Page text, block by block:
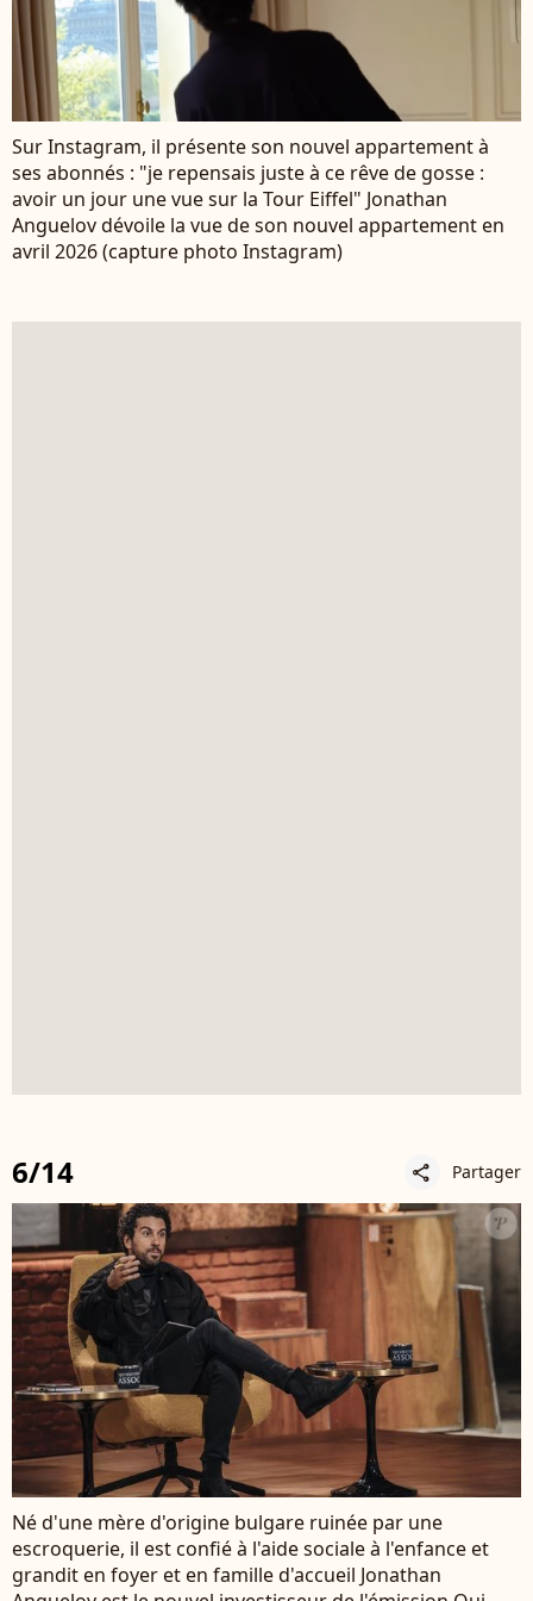
Sur Instagram, il présente son nouvel appartement à
ses abonnés : "je repensais juste à ce rêve de gosse :
avoir un jour une vue sur la Tour Eiffel" Jonathan
Anguelov dévoile la vue de son nouvel appartement en
avril 2026 (capture photo Instagram)
6/14 share Partager
Né d'une mère d'origine bulgare ruinée par une
escroquerie, il est confié à l'aide sociale à l'enfance et
grandit en foyer et en famille d'accueil Jonathan